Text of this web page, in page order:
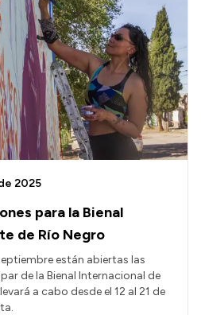
para la Bienal
de Río Negro
2025
están abiertas las
de la Bienal Internacional de
a cabo desde el 12 al 21 de